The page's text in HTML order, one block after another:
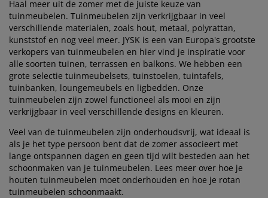
Haal meer uit de zomer met de juiste keuze van
tuinmeubelen. Tuinmeubelen zijn verkrijgbaar in veel
verschillende materialen, zoals hout, metaal, polyrattan,
kunststof en nog veel meer. JYSK is een van Europa's grootste
verkopers van tuinmeubelen en hier vind je inspiratie voor
alle soorten tuinen, terrassen en balkons. We hebben een
grote selectie tuinmeubelsets, tuinstoelen, tuintafels,
tuinbanken, loungemeubels en ligbedden. Onze
tuinmeubelen zijn zowel functioneel als mooi en zijn
verkrijgbaar in veel verschillende designs en kleuren.
Veel van de tuinmeubelen zijn onderhoudsvrij, wat ideaal is
als je het type persoon bent dat de zomer associeert met
lange ontspannen dagen en geen tijd wilt besteden aan het
schoonmaken van je tuinmeubelen. Lees meer over hoe je
houten tuinmeubelen moet onderhouden en hoe je rotan
tuinmeubelen schoonmaakt.